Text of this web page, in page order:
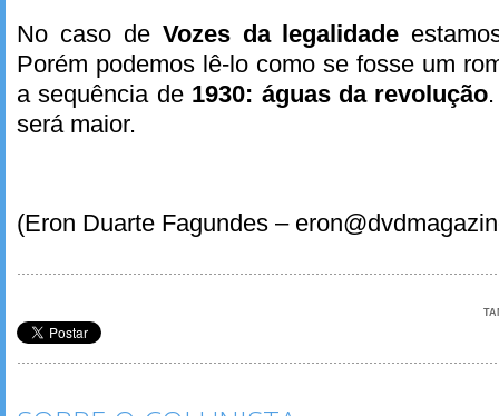
No caso de Vozes da legalidade
Porém podemos lê-lo como se fosse um
a sequência de 1930: águas da revolução
será maior.
(Eron Duarte Fagundes –